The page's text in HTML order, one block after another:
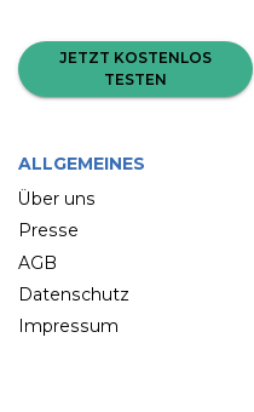
JETZT KOSTENLOS
TESTEN
ALLGEMEINES
Über uns
Presse
AGB
Datenschutz
Impressum